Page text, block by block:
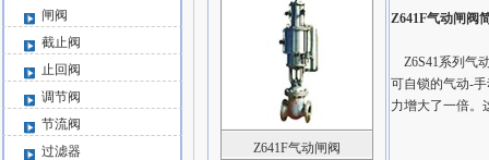
闸阀
截止阀
止回阀
调节阀
节流阀
过滤器
Z641F气动闸阀
Z641F气动闸阀
Z6S41系列气
可自锁的气动-
力增大了一倍。